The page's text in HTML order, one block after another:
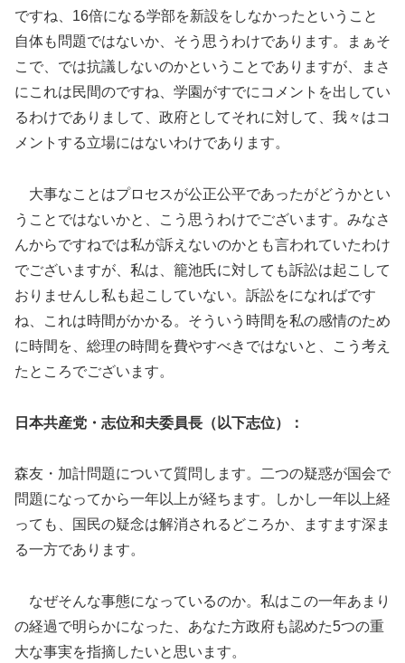
ですね、16倍になる学部を新設をしなかったということ
自体も問題ではないか、そう思うわけであります。まぁそ
こで、では抗議しないのかということでありますが、まさ
にこれは民間のですね、学園がすでにコメントを出してい
るわけでありまして、政府としてそれに対して、我々はコ
メントする立場にはないわけであります。
大事なことはプロセスが公正公平であったがどうかとい
うことではないかと、こう思うわけでございます。みなさ
んからですねでは私が訴えないのかとも言われていたわけ
でございますが、私は、籠池氏に対しても訴訟は起こして
おりませんし私も起こしていない。訴訟をになればです
ね、これは時間がかかる。そういう時間を私の感情のため
に時間を、総理の時間を費やすべきではないと、こう考え
たところでございます。
日本共産党・志位和夫委員長（以下志位）：
森友・加計問題について質問します。二つの疑惑が国会で
問題になってから一年以上が経ちます。しかし一年以上経
っても、国民の疑念は解消されるどころか、ますます深ま
る一方であります。
なぜそんな事態になっているのか。私はこの一年あまり
の経過で明らかになった、あなた方政府も認めた5つの重
大な事実を指摘したいと思います。